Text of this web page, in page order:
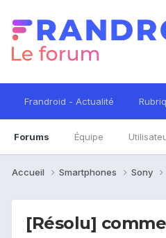
Frandroid - Actualité
Forums Équipe
Accueil Smartphones Sony
[Résolu]